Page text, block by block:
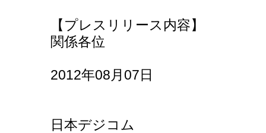
【プレスリリース内容】
関係各位
2012年08月07日
日本デジコム